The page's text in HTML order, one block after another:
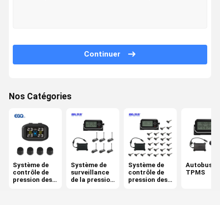
Système de contrôle de pression des pneus
Autobus TPMS
Continuer
Nos Catégories
Système de
contrôle de
pression des
Système de
surveillance
de la pression
Système de
contrôle de
pression des
Autobus
TPMS